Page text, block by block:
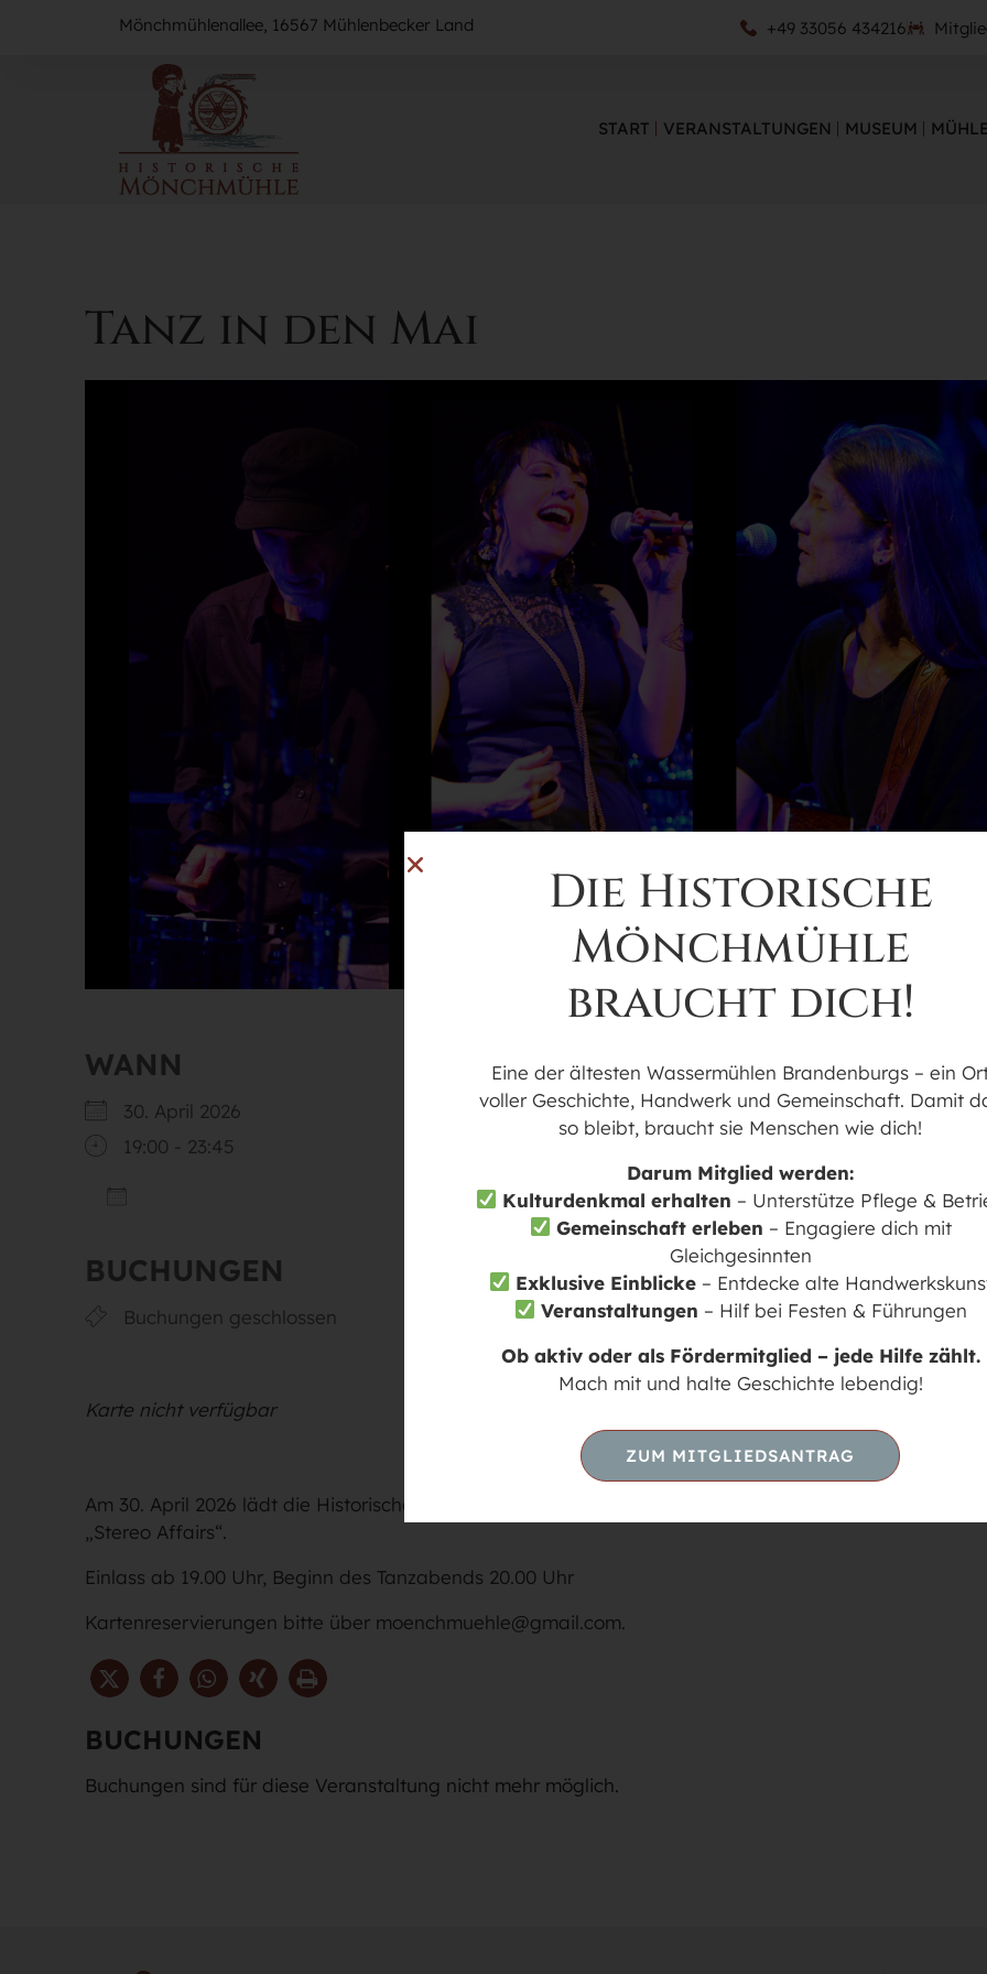
Mönchmühlenallee, 16567 Mühlenbecker Land +49 33056 434216
START VERANSTALTUNGEN MUSEUM
Tanz in den Mai
WANN
30. April 2026
19:00 - 23:45
Google Kalender iCalendar
BUCHUNGEN
Buchungen geschlossen
WO
Historische Mönchmühle | Saal
Mönchmühlenallee 3, Mühlenbecker Land,
Brandenburg, 16567
VERANSTALTUNGSTYP
Tanz
Karte nicht verfügbar
Am 30. April 2026 lädt die Historische Mönchmühle wieder zum Tanz in den Mai. Wir freuen uns auf die
„Stereo Affairs“.
Einlass ab 19.00 Uhr, Beginn des Tanzabends 20.00 Uhr
Kartenreservierungen bitte über moenchmuehle@gmail.com.
BUCHUNGEN
Buchungen sind für diese Veranstaltung nicht mehr möglich.
Die Historische
Mönchmühle
braucht dich!
Eine der ältesten Wassermühlen Brandenburgs – ein
voller Geschichte, Handwerk und Gemeinschaft. Damit
so bleibt, braucht sie Menschen wie dich!
Darum Mitglied werden:
Kulturdenkmal erhalten – Unterstütze Pflege &
Gemeinschaft erleben – Engagiere dich mit
Gleichgesinnten
Exklusive Einblicke– Entdecke alte
Veranstaltungen – Hilf bei Festen & Führungen
Ob aktiv oder als Fördermitglied – jede Hilfe zählt.
Mach mit und halte Geschichte lebendig!
ZUM MITGLIEDSANTRAG